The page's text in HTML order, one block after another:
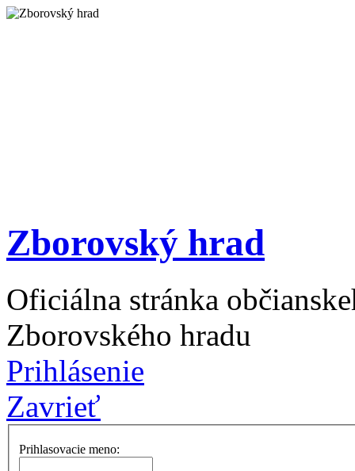
Zborovský hrad
Oficiálna stránka
Zborovského hradu
Prihlásenie
Zavrieť
Prihlasovacie meno: